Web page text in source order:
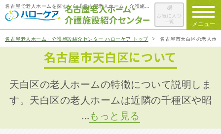
メニュー
お気に入り
一覧
ハローケアについて
老人ホームを検索する
ポイント
名古屋老人ホーム・介護施設紹介センター ハローケア トップ 名古屋市天白区の老人ホ
名古屋市天白区について
天白区の老人ホームの特徴について説明しま
す。天白区の老人ホームは近隣の千種区や昭
…もっと見る